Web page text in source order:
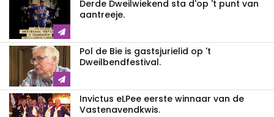
Derde Dweilwiekend sta d'op 't punt van
aantreeje.
Pol de Bie is gastsjurielid op 't
Dweilbendfestival.
Invictus eLPee eerste winnaar van de
Vastenavendkwis.